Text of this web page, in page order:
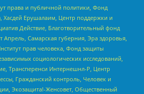
права и публичной политики, Фонд
Ерушалаим, Центр поддержки и
Действие, Благотворительный фонд
Самарская губерния, Эра здоровья,
прав человека, Фонд защиты
социологических исследований,
Трансперенси Интернешнл-Р, Центр
Гражданский контроль, Человек и
Экозащита!-Женсовет, Общественный